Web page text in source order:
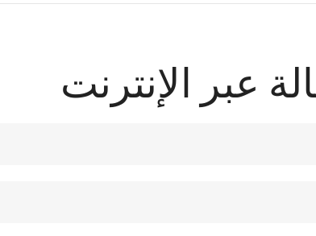
التشغيل المستقر وجودة الإنتاج والدعم الفني الفعال في سرعة
عبر الإنترنت